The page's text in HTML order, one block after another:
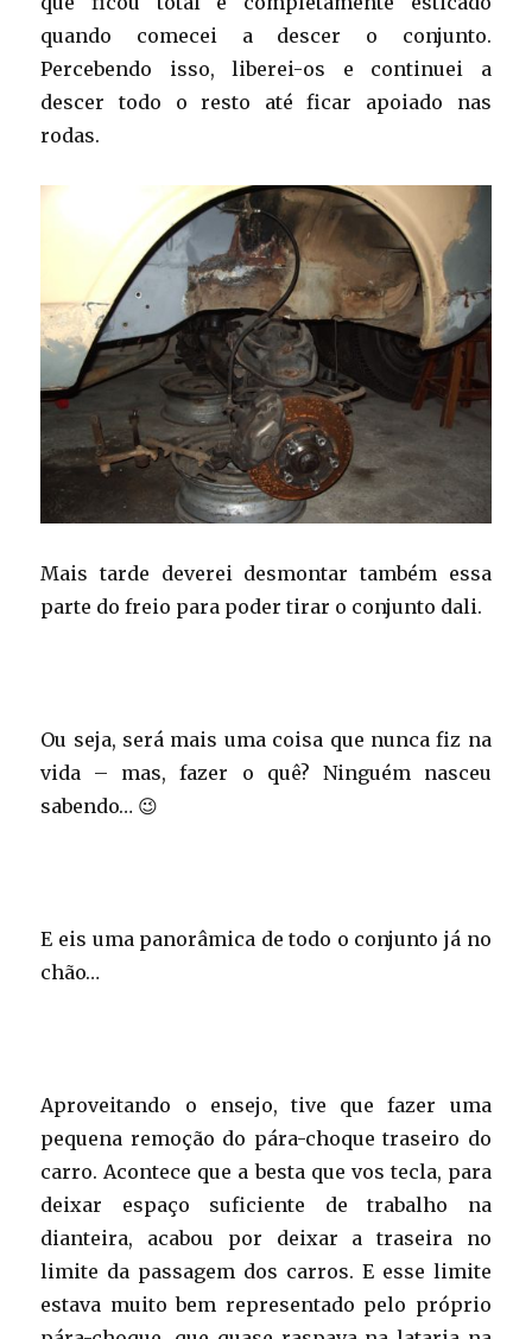
quando comecei a descer o conjunto.
Percebendo isso, liberei-os e continuei a
descer todo o resto até ficar apoiado nas
rodas.
Mais tarde deverei desmontar também essa
parte do freio para poder tirar o conjunto dali.
Ou seja, será mais uma coisa que nunca fiz na
vida – mas, fazer o quê? Ninguém nasceu
sabendo… 😉
E eis uma panorâmica de todo o conjunto já no
chão…
Aproveitando o ensejo, tive que fazer uma
pequena remoção do pára-choque traseiro do
carro. Acontece que a besta que vos tecla, para
deixar espaço suficiente de trabalho na
dianteira, acabou por deixar a traseira no
limite da passagem dos carros. E esse limite
estava muito bem representado pelo próprio